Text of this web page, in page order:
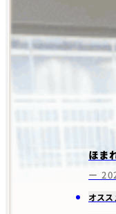
ほま
ー
オスス